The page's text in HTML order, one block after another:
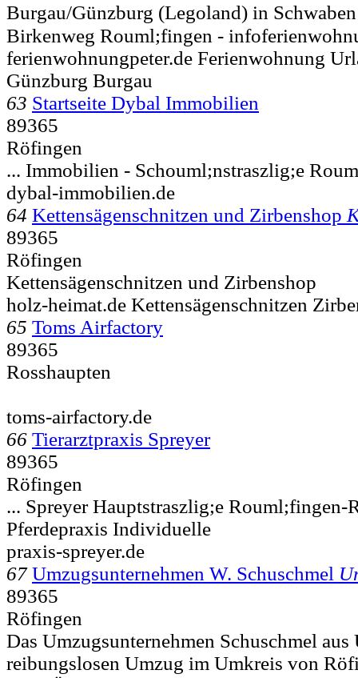
Burgau/Günzburg (Legoland) in
Birkenweg Rouml;fingen -
ferienwohnungpeter.de Ferienwohnung
Günzburg Burgau
63 Startseite Dybal Immobilien
89365
Röfingen
... Immobilien - Schouml;nstraszlig;e
dybal-immobilien.de
64 Kettensägenschnitzen und Zirbenshop
89365
Röfingen
Kettensägenschnitzen und Zirbenshop
holz-heimat.de Kettensägenschnitzen
65 Toms Airfactory
89365
Rosshaupten
toms-airfactory.de
66 Tierarztpraxis Spreyer
89365
Röfingen
... Spreyer Hauptstraszlig;e Rouml;fingen-
Pferdepraxis Individuelle
praxis-spreyer.de
67 Umzugsunternehmen W. Schuschmel
89365
Röfingen
Das Umzugsunternehmen Schuschmel
reibungslosen Umzug im Umkreis von